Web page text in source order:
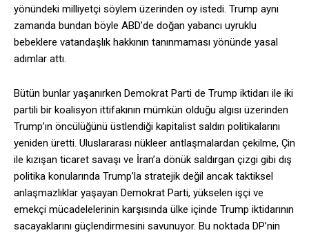
yönündeki milliyetçi söylem üzerinden oy istedi. Trump aynı
zamanda bundan böyle ABD’de doğan yabancı uyruklu
bebeklere vatandaşlık hakkının tanınmaması yönünde yasal
adımlar attı.
Bütün bunlar yaşanırken Demokrat Parti de Trump iktidarı ile iki
partili bir koalisyon ittifakının mümkün olduğu algısı üzerinden
Trump’ın öncülüğünü üstlendiği kapitalist saldırı politikalarını
yeniden üretti. Uluslararası nükleer antlaşmalardan çekilme, Çin
ile kızışan ticaret savaşı ve İran’a dönük saldırgan çizgi gibi dış
politika konularında Trump’la stratejik değil ancak taktiksel
anlaşmazlıklar yaşayan Demokrat Parti, yükselen işçi ve
emekçi mücadelelerinin karşısında ülke içinde Trump iktidarının
sacayaklarını güçlendirmesini savunuyor. Bu noktada DP’nin